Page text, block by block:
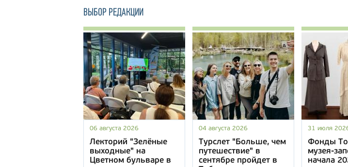
ВЫБОР РЕДАКЦИИ
06 августа 2026
Лекторий "Зелёные
выходные" на
Цветном бульваре в
04 августа 2026
Турслет "Больше, чем
путешествие" в
сентябре пройдет в
31 июля
Фонды
музея-
начала